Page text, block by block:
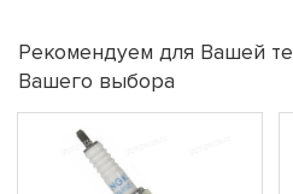
Рекомендуем для Вашей
Вашего выбора